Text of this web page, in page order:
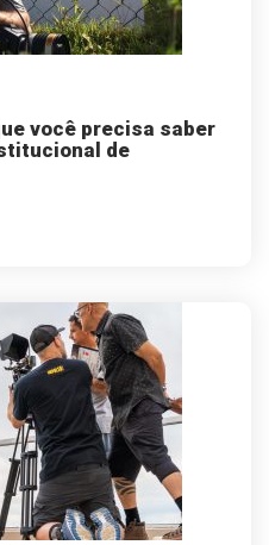
você precisa saber
de